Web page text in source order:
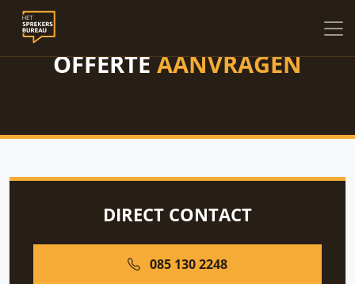
OFFERTEAANVRAGEN
DIRECT CONTACT
085 130 2248